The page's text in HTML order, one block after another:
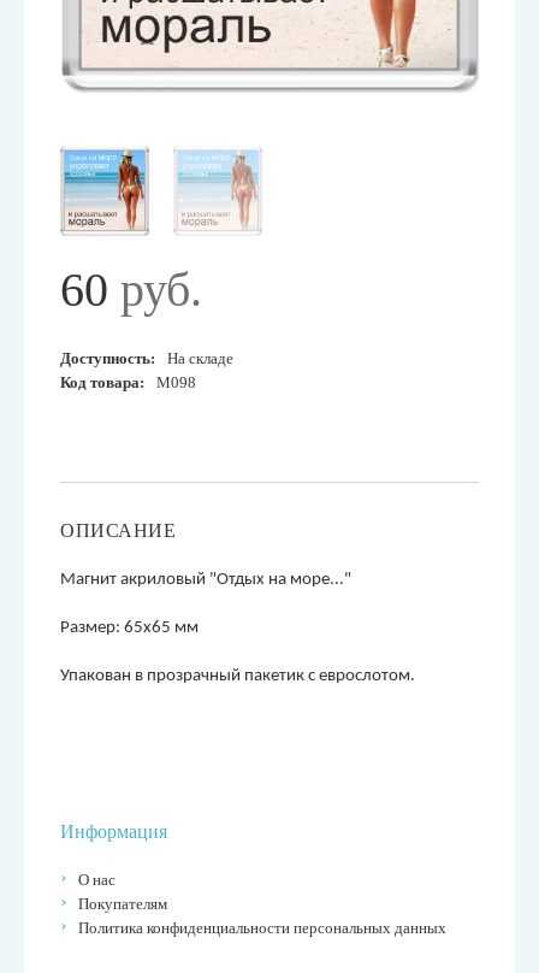
60 руб.
Доступность:
На складе
Код товара:
М098
ОПИСАНИЕ
Магнит акриловый "Отдых на море..."
Размер: 65х65 мм
Упакован в прозрачный пакетик с еврослотом.
Информация
О нас
Покупателям
Политика конфиденциальности персональных данных